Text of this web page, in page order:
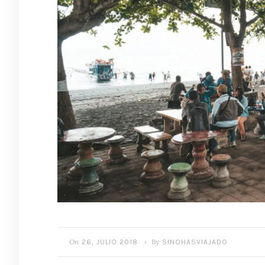
On 26, JULIO 2018 • By SINOHASVIAJADO